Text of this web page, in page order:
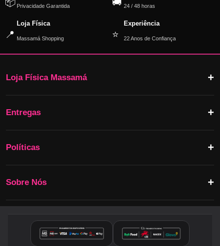
📦 Privacidade Garantida 🚚 24 / 48 horas
📍
Loja Física
Massamá Shopping ⭐
Experiência
22 Anos de Confiança
Loja Física Massamá
Entregas
Políticas
Sobre Nós